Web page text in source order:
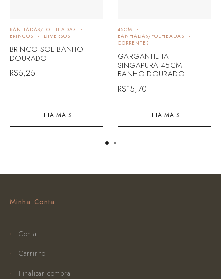
LEIA MAIS
BANHADAS/FOLHEADAS
BRINCOS
DIVERSOS
BRINCO SOL BANHO
DOURADO
R$5,25
LEIA MAIS
45CM
BANHADAS/FOLHEADAS
CORRENTES
GARGANTILHA
SINGAPURA 45CM
BANHO DOURADO
R$15,70
Minha Conta
Conta
Carrinho
Finalizar compra